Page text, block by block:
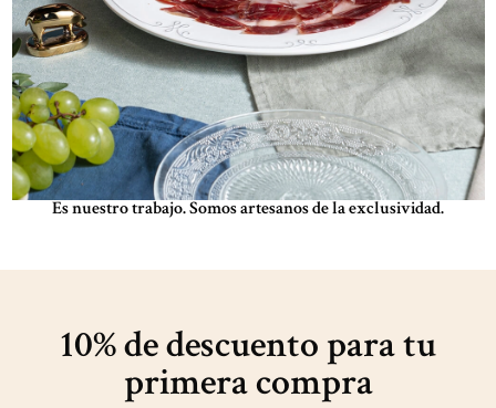
Es nuestro trabajo. Somos artesanos de la exclusividad.
10% de descuento paratu
primera compra